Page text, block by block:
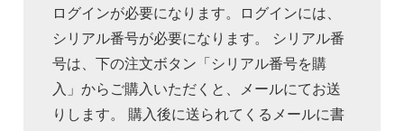
ログインが必要になります。ログインには、
シリアル番号が必要になります。 シリアル番
号は、下の注文ボタン「シリアル番号を購
入」からご購入いただくと、メールにてお送
りします。 購入後に送られてくるメールに書